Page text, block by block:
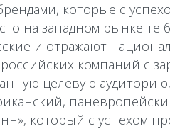
которые с
на западном рынке те
и отражают
компаний с
целевую
который с успехом